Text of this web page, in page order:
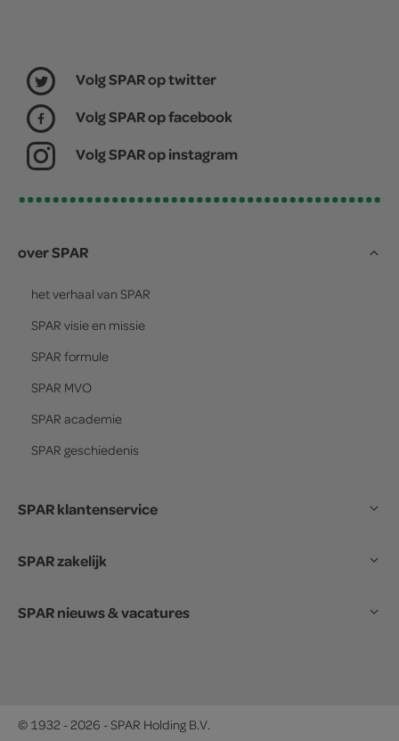
Volg SPAR op twitter
Volg SPAR op facebook
Volg SPAR op instagram
over SPAR
het verhaal van SPAR
SPAR visie en missie
SPAR formule
SPAR MVO
SPAR academie
SPAR geschiedenis
SPAR klantenservice
SPAR zakelijk
SPAR nieuws & vacatures
© 1932 - 2026 - SPAR Holding B.V.